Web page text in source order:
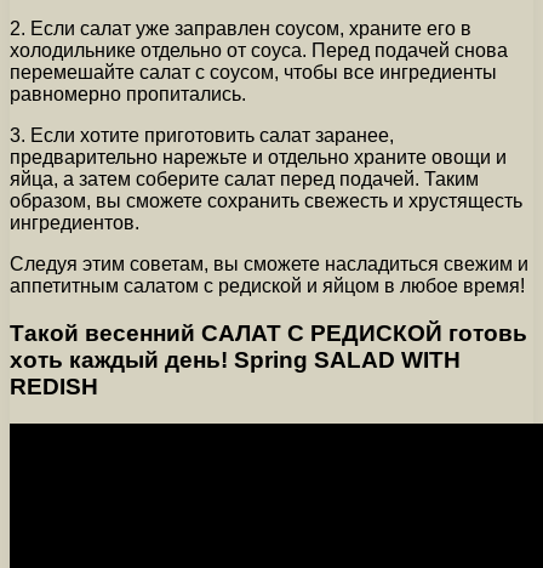
2. Если салат уже заправлен соусом, храните его в
холодильнике отдельно от соуса. Перед подачей снова
перемешайте салат с соусом, чтобы все ингредиенты
равномерно пропитались.
3. Если хотите приготовить салат заранее,
предварительно нарежьте и отдельно храните овощи и
яйца, а затем соберите салат перед подачей. Таким
образом, вы сможете сохранить свежесть и хрустящесть
ингредиентов.
Следуя этим советам, вы сможете насладиться свежим и
аппетитным салатом с редиской и яйцом в любое время!
Такой весенний САЛАТ С РЕДИСКОЙ готовь
хоть каждый день! Spring SALAD WITH
REDISH